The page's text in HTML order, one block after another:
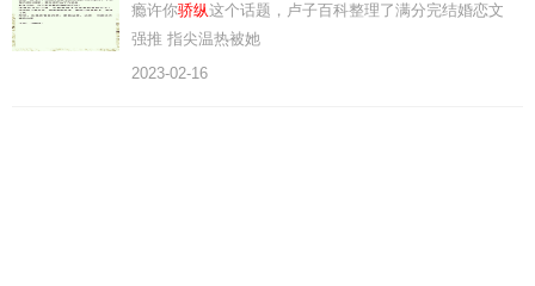
瘾许你骄纵这个话题，卢子百科整理了满分完结婚恋文
强推 指尖温热被她
2023-02-16